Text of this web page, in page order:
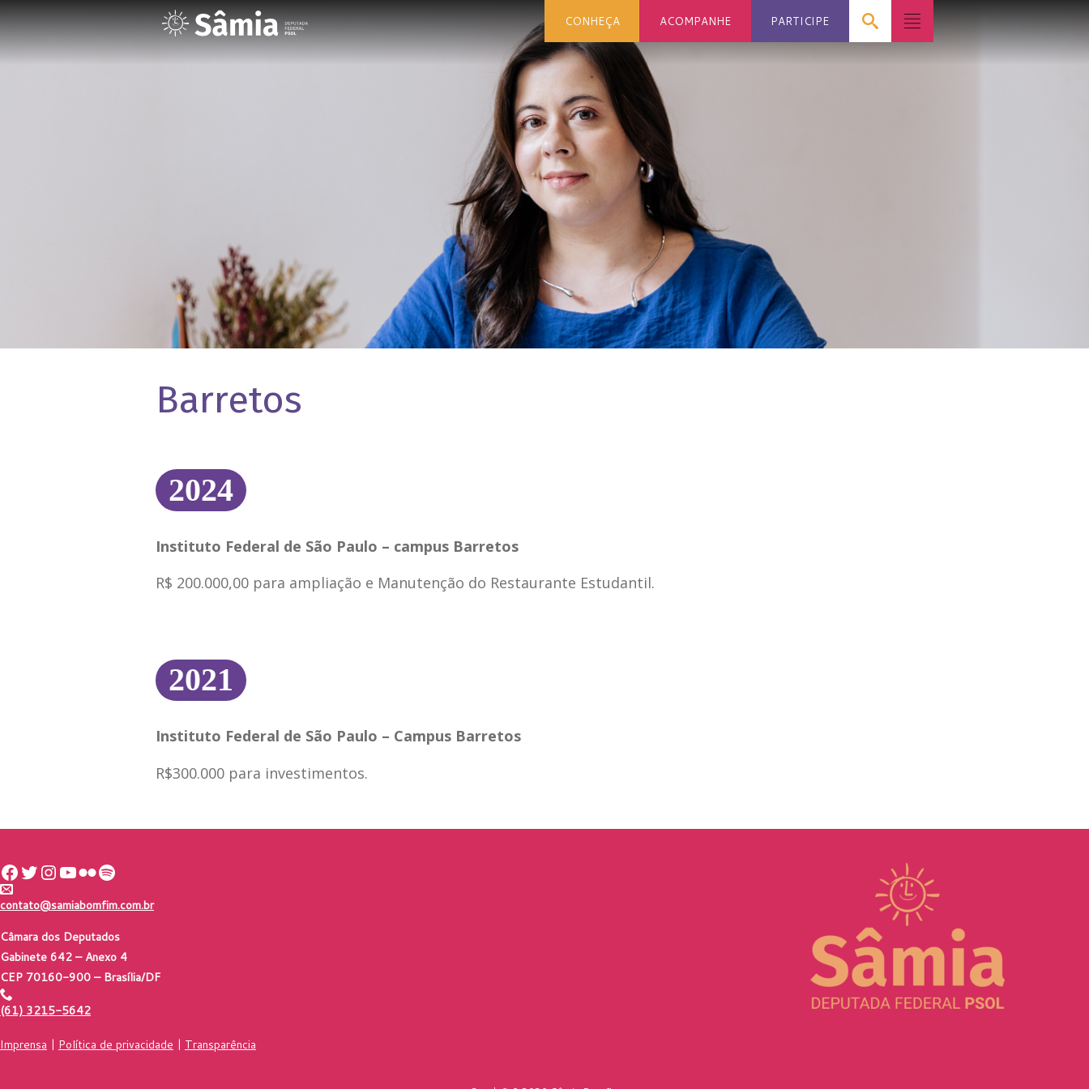
CONHEÇA ACOMPANHE PARTICIPE
Barretos
2024
Instituto Federal de São Paulo – campus Barretos
R$ 200.000,00 para ampliação e Manutenção do Restaurante Estudantil.
2021
Instituto Federal de São Paulo – Campus Barretos
R$300.000 para investimentos.
Facebook Twitter Instagram Youtube Flickr Spotify
contato@samiabomfim.com.br
Câmara dos Deputados
Gabinete 642 – Anexo 4
CEP 70160-900 – Brasília/DF
(61) 3215-5642
Imprensa | Política de privacidade | Transparência